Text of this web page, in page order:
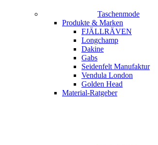
Taschenmode
Produkte & Marken
FJÄLLRÄVEN
Longchamp
Dakine
Gabs
Seidenfelt Manufaktur
Vendula London
Golden Head
Material-Ratgeber